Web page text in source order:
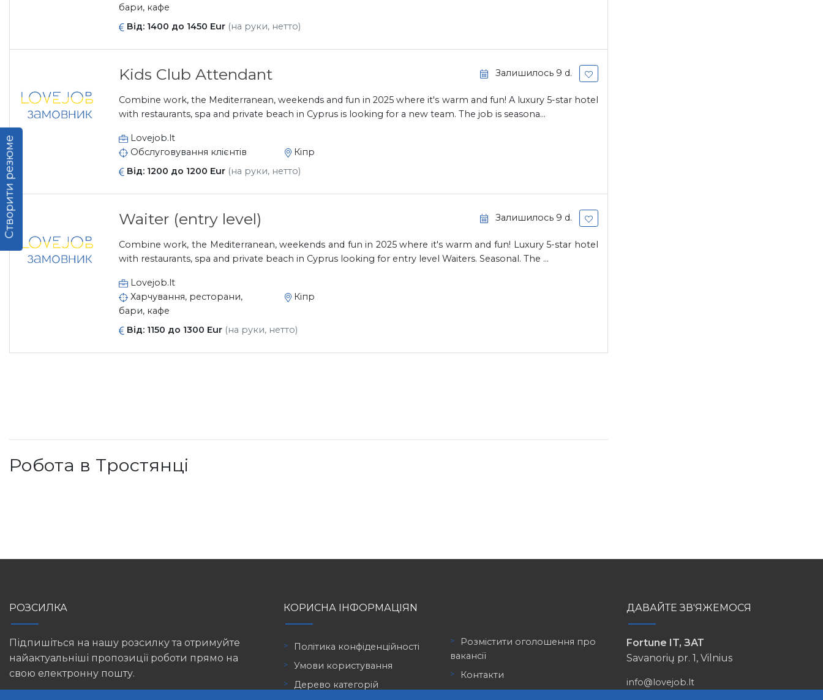
Створити резюме
бари, кафе
Від: 1400 до 1450 Eur (на руки, нетто)
Kids Club Attendant Залишилось 9 d.
Combine work, the Mediterranean, weekends and fun in 2025 where it's warm and fun! A luxury 5-star hotel
with restaurants, spa and private beach in Cyprus is looking for a new team. The job is seasona...
Lovejob.lt
Обслуговування клієнтів
Кіпр
Від: 1200 до 1200 Eur (на руки, нетто)
Waiter (entry level) Залишилось 9 d.
Combine work, the Mediterranean, weekends and fun in 2025 where it's warm and fun! Luxury 5-star hotel
with restaurants, spa and private beach in Cyprus looking for entry level Waiters. Seasonal. The ...
Lovejob.lt
Харчування, ресторани,
бари, кафе
Кіпр
Від: 1150 до 1300 Eur (на руки, нетто)
Робота в Тростянці
РОЗСИЛКА
Підпишіться на нашу розсилку та отримуйте
найактуальніші пропозиції роботи прямо на
свою електронну пошту.
КОРИСНА ІНФОРМАЦІЯN
Політика конфіденційності
Умови користування
Дерево категорій
Розмістити оголошення про
вакансії
Контакти
ДАВАЙТЕ ЗВ'ЯЖЕМОСЯ
Fortune IT, ЗАТ
Savanorių pr. 1, Vilnius
info@lovejob.lt